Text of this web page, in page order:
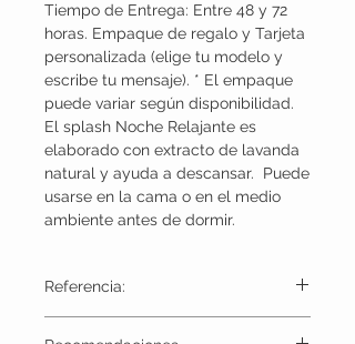
Tiempo de Entrega: Entre 48 y 72
horas. Empaque de regalo y Tarjeta
personalizada (elige tu modelo y
escribe tu mensaje). * El empaque
puede variar según disponibilidad.
El splash Noche Relajante es
elaborado con extracto de lavanda
natural y ayuda a descansar. Puede
usarse en la cama o en el medio
ambiente antes de dormir.
Referencia: